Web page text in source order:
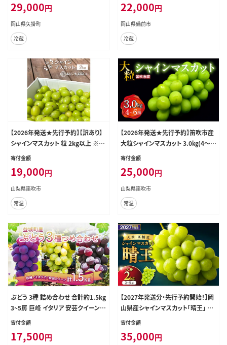
厳選 シャインマスカット ブドウ シャ
イン 《2026年9月上旬-11月中旬頃
出荷》---ofn_cwsmxtei_26_27000
_sep2---
29,000円
岡山県矢掛町
冷蔵
国おかやま 葡萄 ぶどう】
22,000円
岡山県備前市
冷蔵
【2026年発送★先行予約】【訳あり】
シャインマスカット 粒 2kg以上 ※ク
ール便 154-033-2kg
寄付金額
19,000円
山梨県笛吹市
常温
【2026年発送★先行予約】笛吹市産
大粒シャインマスカット 3.0㎏(4～6
房) 227-005-26y
寄付金額
25,000円
山梨県笛吹市
常温
ぶどう 3種 詰め合わせ 合計約1.5kg
3~5房 巨峰 イタリア 安芸クイーン
【2026年9月上旬~9月下旬順次発送
寄付金額
17,500円
【2027年発送分・先行予約開始！】岡
山県産シャインマスカット「晴王」 秀
品 大房 （約2kg・2～5房程度）（令和
スカット 晴王 フルーツ 果物 くだも
寄付金額
35,000円